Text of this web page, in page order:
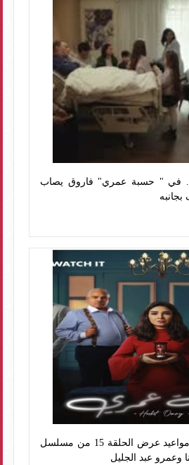
رمضان 2025 .. في " حسبة عمري" فاروق يصاب
دراما رمضان 2025.. مواعيد عرض الحلقة 15 من مسلسل
وعمرو عبد الجليل